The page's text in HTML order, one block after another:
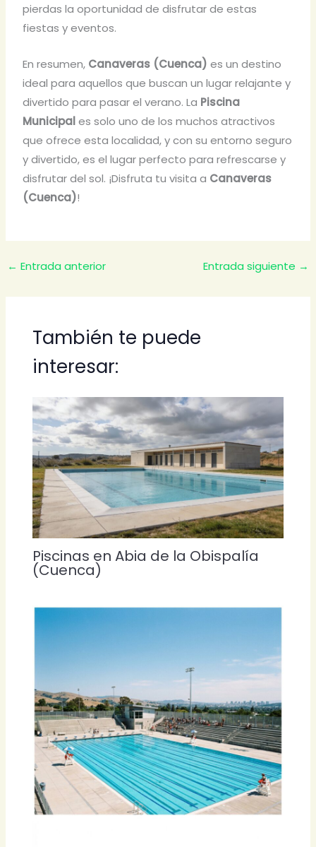
pierdas la oportunidad de disfrutar de estas
fiestas y eventos.
En resumen, Canaveras (Cuenca) es un destino
ideal para aquellos que buscan un lugar relajante y
divertido para pasar el verano. La Piscina
Municipales solo uno de los muchos atractivos
que ofrece esta localidad, y con su entorno seguro
y divertido, es el lugar perfecto para refrescarse y
disfrutar del sol. ¡Disfruta tu visita a Canaveras
(Cuenca)!
← Entrada anterior Entrada siguiente →
También te puede
interesar:
Piscinas en Abia de la Obispalía
(Cuenca)